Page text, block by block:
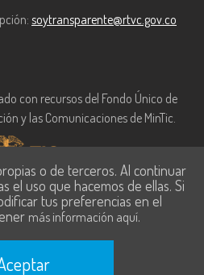
soytransparente@rtvc.gov.co
con recursos del Fondo Único de
y las Comunicaciones de MinTic.
o de terceros. Al continuar
el uso que hacemos de ellas. Si
tus preferencias en el
más información aquí.